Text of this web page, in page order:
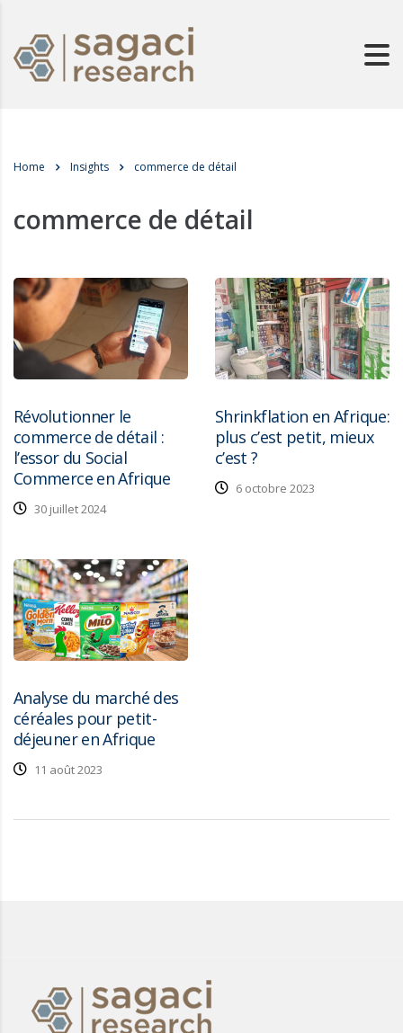
Home Insights commerce de détail
commerce de détail
Révolutionner le
commerce de détail :
l’essor du Social
Commerce en Afrique
30 juillet 2024
Shrinkflation en Afrique:
plus c’est petit, mieux
c’est ?
6 octobre 2023
Analyse du marché des
céréales pour petit-
déjeuner en Afrique
11 août 2023